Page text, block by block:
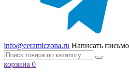
info@ceramiczona.ru Написать письмо
корзина 0